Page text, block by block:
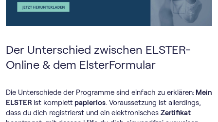
Der Unterschied zwischen ELSTER-
Online & dem ElsterFormular
Die Unterschiede der Programme sind einfach zu erklären: Mein
ELSTER ist komplett papierlos. Voraussetzung ist allerdings,
dass du dich registrierst und ein elektronisches Zertifikat